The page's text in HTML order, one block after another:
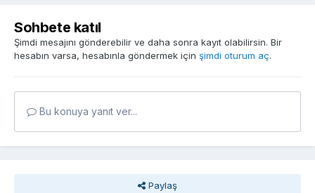
Sohbete katıl
Şimdi mesajını gönderebilir ve daha sonra kayıt olabilirsin. Bir
hesabın varsa, hesabınla göndermek için şimdi oturum aç.
Bu konuya yanıt ver...
Paylaş